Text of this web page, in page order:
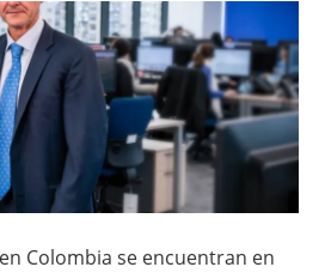
Colombia se encuentran en